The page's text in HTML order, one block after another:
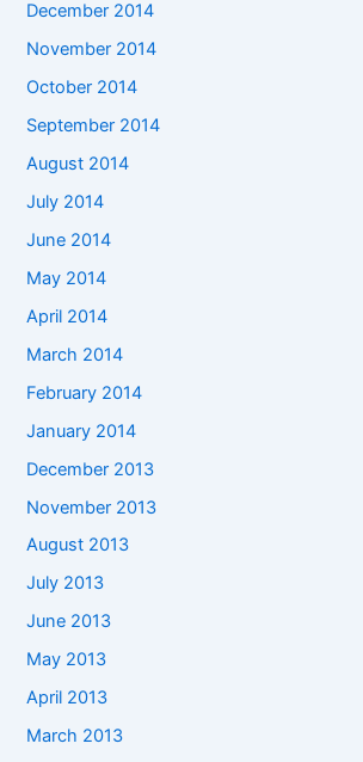
December 2014
November 2014
October 2014
September 2014
August 2014
July 2014
June 2014
May 2014
April 2014
March 2014
February 2014
January 2014
December 2013
November 2013
August 2013
July 2013
June 2013
May 2013
April 2013
March 2013